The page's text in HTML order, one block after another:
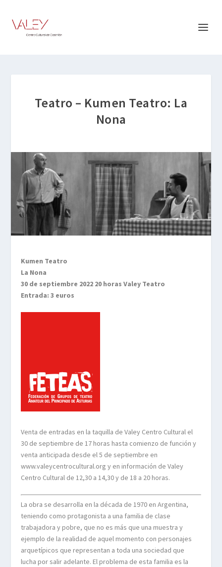
Teatro – Kumen Teatro: La
Nona
Kumen Teatro
La Nona
30 de septiembre 2022 20 horas Valey Teatro
Entrada: 3 euros
Venta de entradas en la taquilla de Valey Centro Cultural el
30 de septiembre de 17 horas hasta comienzo de función y
venta anticipada desde el 5 de septiembre en
www.valeycentrocultural.org y en información de Valey
Centro Cultural de 12,30 a 14,30 y de 18 a 20 horas.
La obra se desarrolla en la década de 1970 en Argentina,
teniendo como protagonista a una familia de clase
trabajadora y pobre, que no es más que una muestra y
ejemplo de la realidad de aquel momento con personajes
arquetípicos que representan a toda una sociedad que
lucha por salir adelante. El problema de esta familia es la